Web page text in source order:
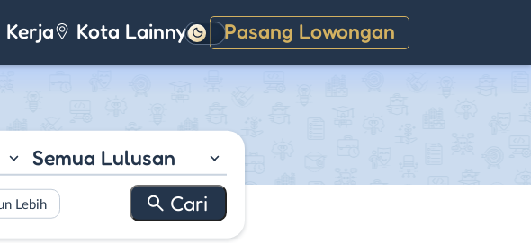
Kerja Kota Lainnya Pasang Lowongan
Gelap
Semua Lulusan
Lebih